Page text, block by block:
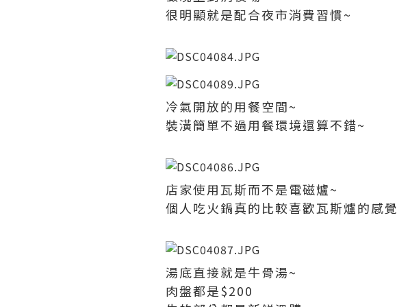
很明顯就是配合夜市消費習慣~
冷氣開放的用餐空間~
裝潢簡單不過用餐環境還算不錯~
店家使用瓦斯而不是電磁爐~
個人吃火鍋真的比較喜歡瓦斯爐的感覺
湯底直接就是牛骨湯~
肉盤都是$200